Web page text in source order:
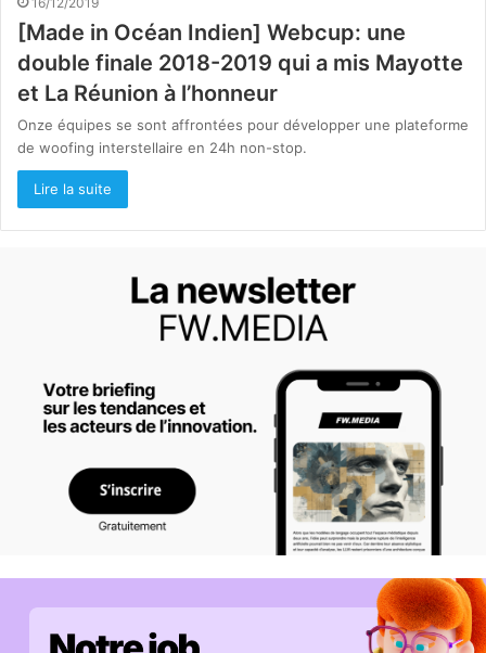
[Made in Océan Indien] Webcup: une
double finale 2018-2019 qui a mis Mayotte
et La Réunion à l’honneur
Onze équipes se sont affrontées pour développer une plateforme
de woofing interstellaire en 24h non-stop.
Lire la suite